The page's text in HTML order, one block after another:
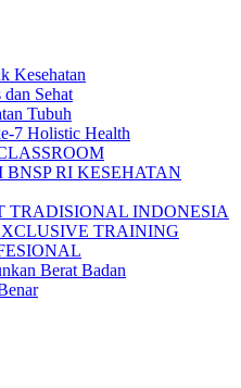
Kesehatan
Sehat
Tubuh
7 Holistic Health
RI KESEHATAN
TRADISIONAL INDONESIA
TRAINING
Berat Badan